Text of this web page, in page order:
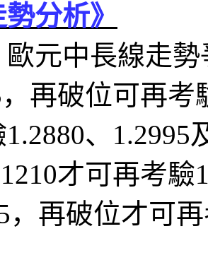
分析》
元中長線走
，再破位可再考
1.2880、 1.2995
才可再考驗
，再破位才可